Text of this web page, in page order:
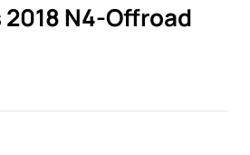
N4-Offroad